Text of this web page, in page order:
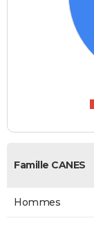
Famille CANES
Hommes